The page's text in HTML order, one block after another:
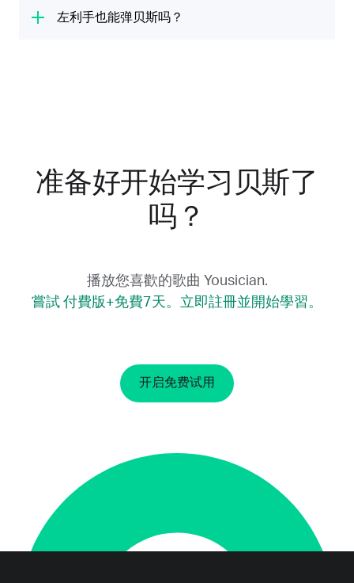
学习和弹奏更加简单。即刻探索曲库内的贝斯弹
习课程和工具，帮助您学习调音，了解贝斯琴
左利手也能弹贝斯吗？
准备好开始学习贝斯了
吗？
播放您喜歡的歌曲 Yousician.
嘗試 付費版+免費7天。立即註冊並開始學習。
开启免费试用